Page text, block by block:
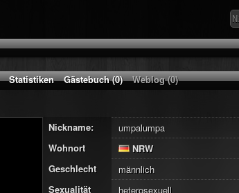
Statistiken Gästebuch (0) Weblog (0)
Nickname:
umpalumpa
Wohnort
NRW
Geschlecht
männlich
Sexualität
heterosexuell